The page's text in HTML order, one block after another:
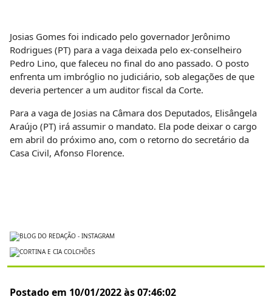
Josias Gomes foi indicado pelo governador Jerônimo
Rodrigues (PT) para a vaga deixada pelo ex-conselheiro
Pedro Lino, que faleceu no final do ano passado. O posto
enfrenta um imbróglio no judiciário, sob alegações de que
deveria pertencer a um auditor fiscal da Corte.
Para a vaga de Josias na Câmara dos Deputados, Elisângela
Araújo (PT) irá assumir o mandato. Ela pode deixar o cargo
em abril do próximo ano, com o retorno do secretário da
Casa Civil, Afonso Florence.
Postado em 10/01/2022 às 07:46:02